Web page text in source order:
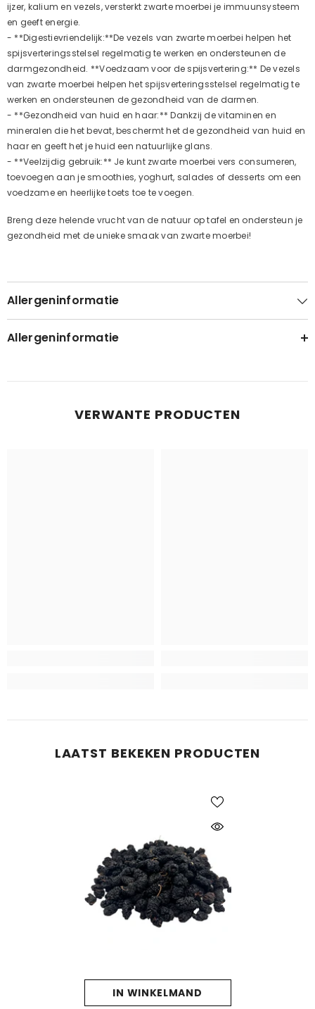
ijzer, kalium en vezels, versterkt zwarte moerbei je immuunsysteem
en geeft energie.
- **Digestievriendelijk:**De vezels van zwarte moerbei helpen het
spijsverteringsstelsel regelmatig te werken en ondersteunen de
darmgezondheid. **Voedzaam voor de spijsvertering:** De vezels
van zwarte moerbei helpen het spijsverteringsstelsel regelmatig te
werken en ondersteunen de gezondheid van de darmen.
- **Gezondheid van huid en haar:** Dankzij de vitaminen en
mineralen die het bevat, beschermt het de gezondheid van huid en
haar en geeft het je huid een natuurlijke glans.
- **Veelzijdig gebruik:** Je kunt zwarte moerbei vers consumeren,
toevoegen aan je smoothies, yoghurt, salades of desserts om een
voedzame en heerlijke toets toe te voegen.
Breng deze helende vrucht van de natuur op tafel en ondersteun je
gezondheid met de unieke smaak van zwarte moerbei!
Allergeninformatie
Allergeninformatie
VERWANTE PRODUCTEN
LAATST BEKEKEN PRODUCTEN
IN WINKELMAND